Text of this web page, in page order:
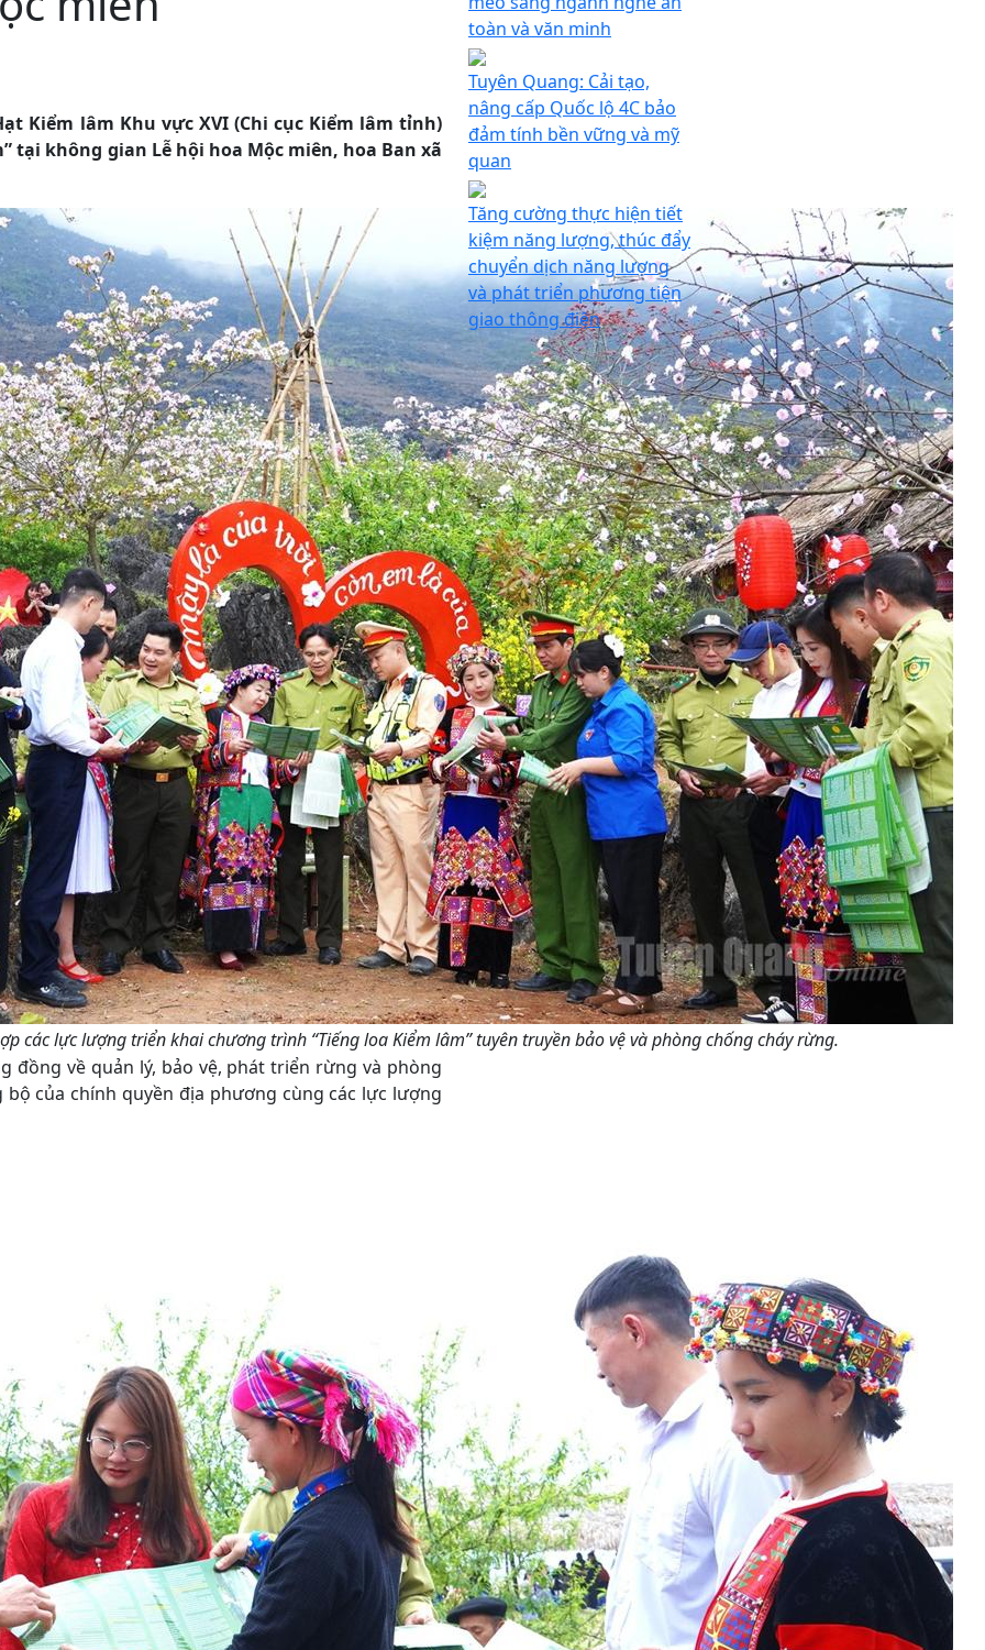
Kiểm lâm Khu vực XVI (Chi cục Kiểm lâm tỉnh)
tại không gian Lễ hội hoa Mộc miên, hoa Ban xã
các lực lượng triển khai chương trình “Tiếng loa Kiểm lâm” tuyên truyền bảo vệ và phòng chống cháy rừng.
đồng về quản lý, bảo vệ, phát triển rừng và phòng
của chính quyền địa phương cùng các lực lượng
toàn và văn minh
Tuyên Quang: Cải tạo,
nâng cấp Quốc lộ 4C bảo
đảm tính bền vững và mỹ
quan
Tăng cường thực hiện tiết
kiệm năng lượng, thúc đẩy
chuyển dịch năng lượng
và phát triển phương tiện
giao thông điện